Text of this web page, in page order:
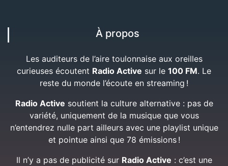
À propos
Les auditeurs de l’aire toulonnaise aux oreilles
curieuses écoutent Radio Active sur le 100 FM. Le
reste du monde l’écoute en streaming !
Radio Active soutient la culture alternative : pas de
variété, uniquement de la musique que vous
n’entendrez nulle part ailleurs avec une playlist unique
et pointue ainsi que 78 émissions !
Il n’y a pas de publicité sur Radio Active : c’est une